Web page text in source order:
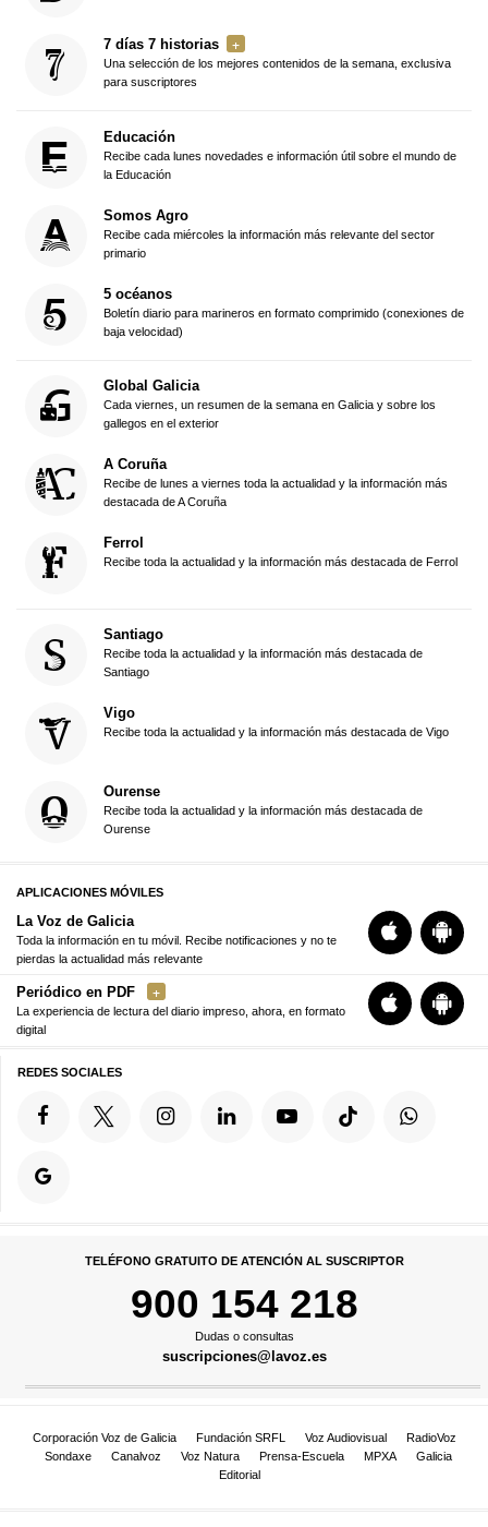
7 días 7 historias
Una selección de los mejores contenidos de la semana, exclusiva
para suscriptores
Educación
Recibe cada lunes novedades e información útil sobre el mundo de
la Educación
Somos Agro
Recibe cada miércoles la información más relevante del sector
primario
5 océanos
Boletín diario para marineros en formato comprimido (conexiones de
baja velocidad)
Global Galicia
Cada viernes, un resumen de la semana en Galicia y sobre los
gallegos en el exterior
A Coruña
Recibe de lunes a viernes toda la actualidad y la información más
destacada de A Coruña
Ferrol
Recibe toda la actualidad y la información más destacada de Ferrol
Santiago
Recibe toda la actualidad y la información más destacada de
Santiago
Vigo
Recibe toda la actualidad y la información más destacada de Vigo
Ourense
Recibe toda la actualidad y la información más destacada de
Ourense
APLICACIONES MÓVILES
La Voz de Galicia
Toda la información en tu móvil. Recibe notificaciones y no te
pierdas la actualidad más relevante
Periódico en PDF
La experiencia de lectura del diario impreso, ahora, en formato
digital
REDES SOCIALES
TELÉFONO GRATUITO DE ATENCIÓN AL SUSCRIPTOR
900 154 218
Dudas o consultas
suscripciones@lavoz.es
Corporación Voz de Galicia Fundación SRFL Voz Audiovisual
RadioVoz
Sondaxe
Canalvoz Voz Natura Prensa-Escuela MPXA
Galicia
Editorial